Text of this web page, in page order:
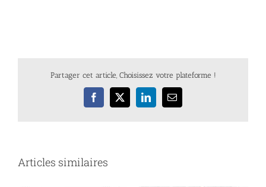
Partager cet article, Choisissez votre plateforme !
Facebook
X LinkedInEmail
Articles similaires